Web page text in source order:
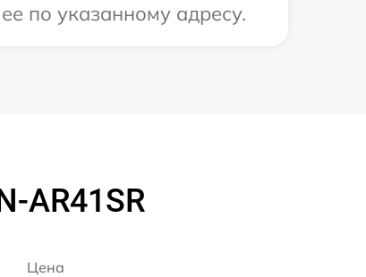
по указанному адресу.
AR41SR
Цена